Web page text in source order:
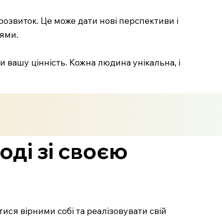
Це може дати нові перспективи і
цінність. Кожна людина унікальна, і
зі своєю
вірними собі та реалізовувати свій